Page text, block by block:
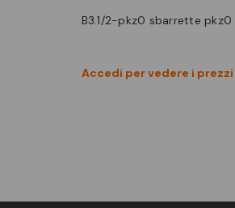
b3.1/2-pkz0 sbarrette pkz0
Accedi per vedere i prezzi
Confronta